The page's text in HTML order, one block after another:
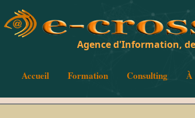
Agence d'Information,
Accueil Formation Consulting À